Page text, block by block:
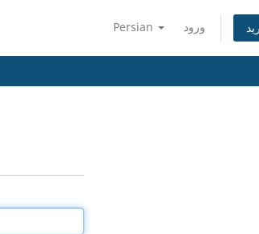
Persian ورود